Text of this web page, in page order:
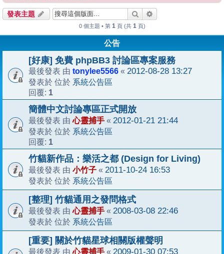
發表主題 搜尋
0 個主題 • 第 1 頁 (共 1 頁)
公告
[好康] 免費 phpBB3 討論區專案服務
最後發表 由 tonylee5566 « 2012-08-28 13:27
發表於 位於 系統公告區
回覆: 1
簡體中文討論專區正式開放
最後發表 由心靈捕手 « 2012-01-21 21:44
發表於 位於 系統公告區
回覆: 1
竹貓新作品：樂活之都 (Design for Living)
最後發表 由 小竹子 « 2011-10-24 16:53
發表於 位於 系統公告區
[整理] 竹貓通用之發問格式
最後發表 由心靈捕手 « 2008-03-08 22:46
發表於 位於 系統公告區
[重要] 關於竹貓星球相關版權聲明
最後發表 由心靈捕手 « 2009-01-30 07:53